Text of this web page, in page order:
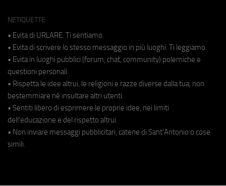
NETIQUETTE
• Evita di URLARE. Ti sentiamo.
• Evita di scrivere lo stesso messaggio in più luoghi. Ti leggiamo.
• Evita in luoghi pubblici (forum, chat, community) polemiche e
questioni personali.
• Rispetta le idee altrui, le religioni e razze diverse dalla tua, non
bestemmiare né insultare altri utenti.
• Sentiti libero di esprimere le proprie idee, nei limiti
dell'educazione e del rispetto altrui.
• Non inviare messaggi pubblicitari, catene di Sant'Antonio o cose
simili.